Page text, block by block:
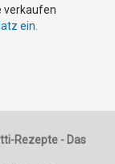
verkaufen
ein.
Rezepte - Das